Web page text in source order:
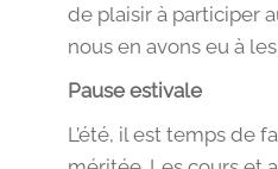
de plaisir à participer
nous en avons eu à
Pause estivale
L’été, il est temps de